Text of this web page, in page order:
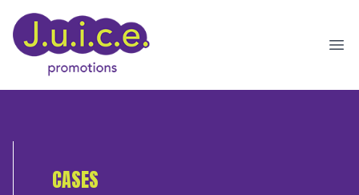
CASES